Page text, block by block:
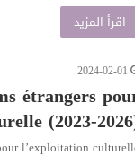
اقرأ المزيد
2024-02-01
étrangers
(2023-
l’exploitation